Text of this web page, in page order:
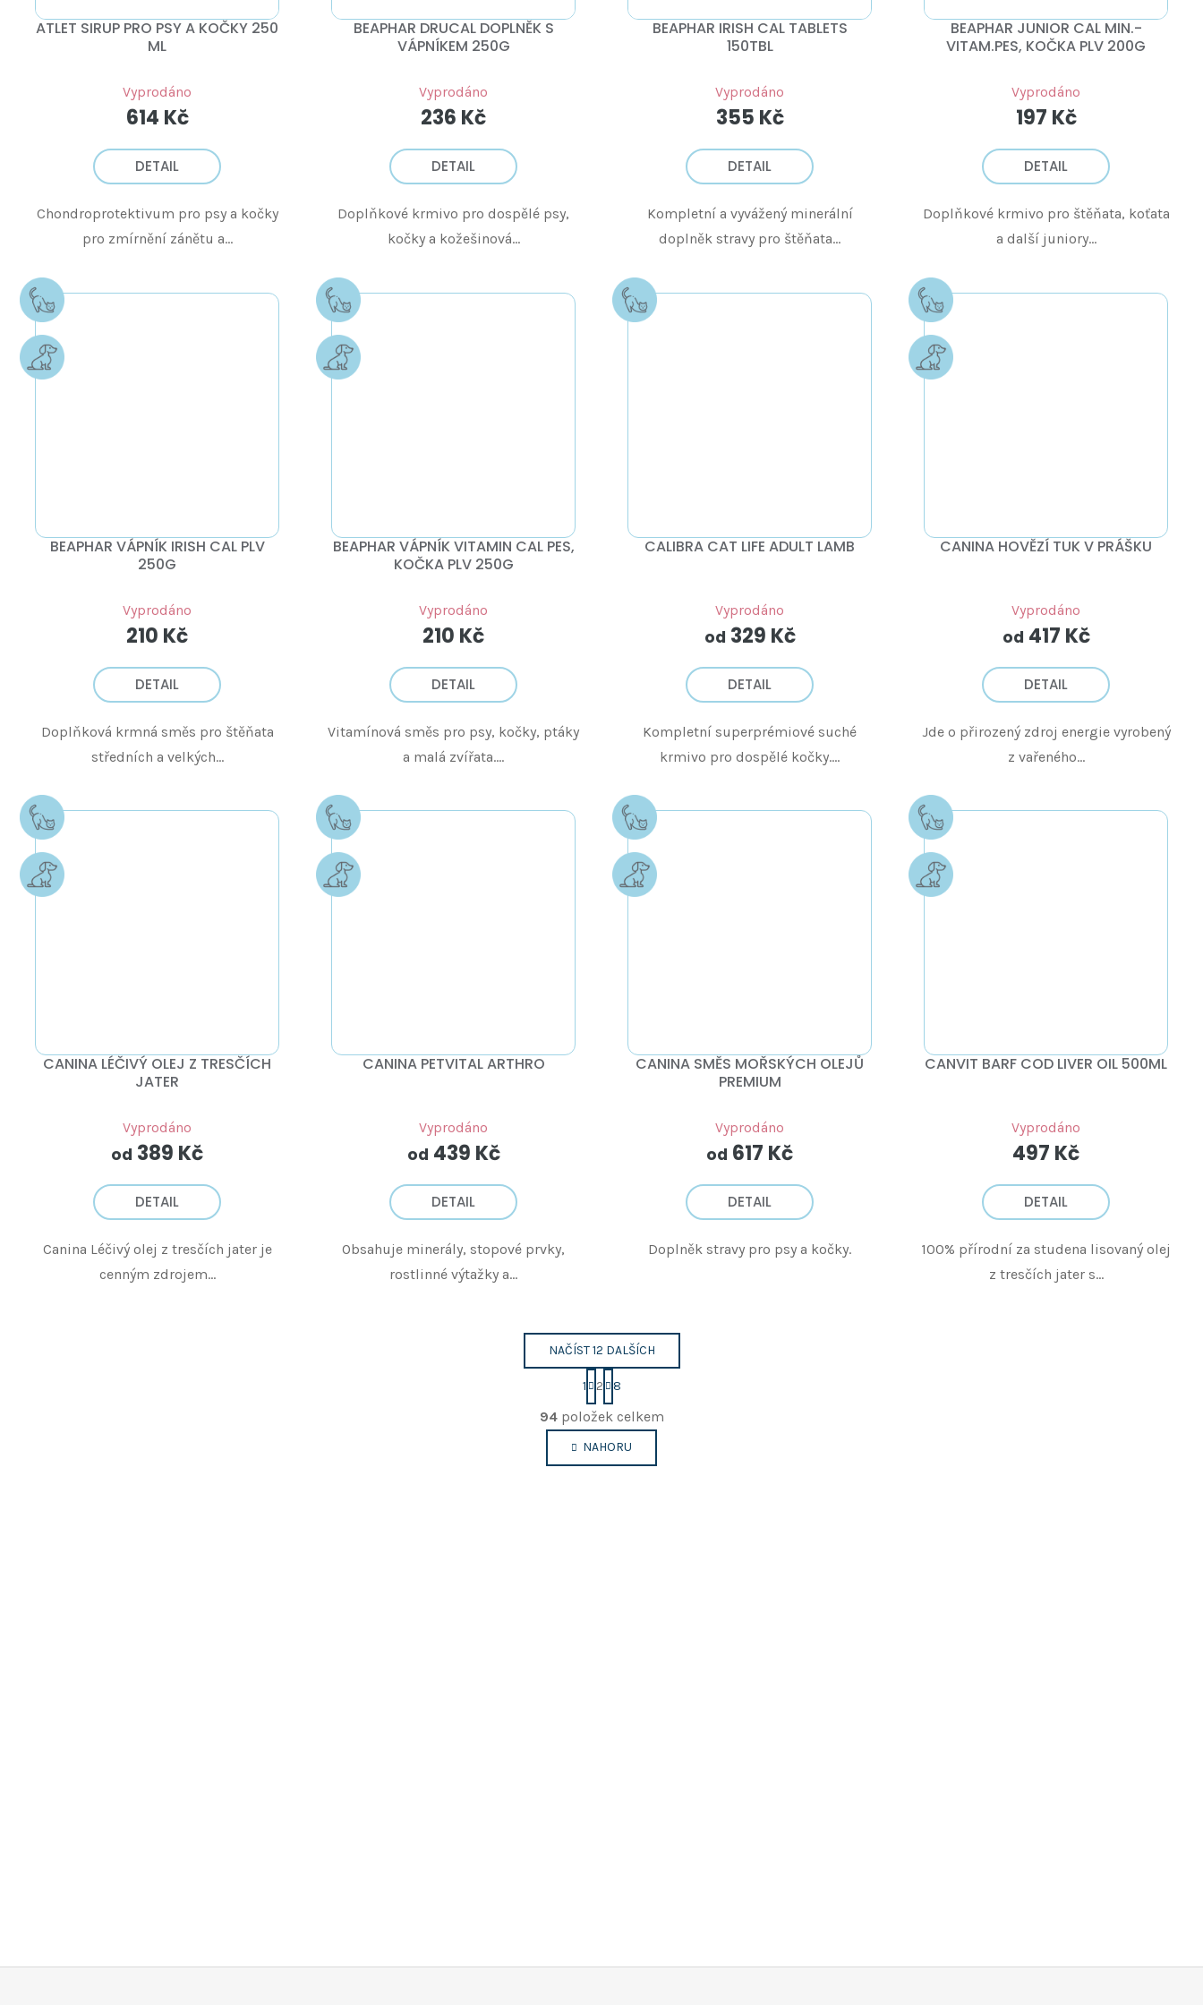
ATLET SIRUP PRO PSY A KOČKY 250
ML
Vyprodáno
614 Kč
DETAIL
Chondroprotektivum pro psy a kočky
pro zmírnění zánětu a...
BEAPHAR DRUCAL DOPLNĚK S
VÁPNÍKEM 250G
Vyprodáno
236 Kč
DETAIL
Doplňkové krmivo pro dospělé psy,
kočky a kožešinová...
BEAPHAR IRISH CAL TABLETS
150TBL
Vyprodáno
355 Kč
DETAIL
Kompletní a vyvážený minerální
doplněk stravy pro štěňata...
BEAPHAR JUNIOR CAL MIN.-
VITAM.PES, KOČKA PLV 200G
Vyprodáno
197 Kč
DETAIL
Doplňkové krmivo pro štěňata, koťata
a další juniory...
BEAPHAR VÁPNÍK IRISH CAL PLV
250G
Vyprodáno
210 Kč
DETAIL
Doplňková krmná směs pro štěňata
středních a velkých...
BEAPHAR VÁPNÍK VITAMIN CAL PES,
KOČKA PLV 250G
Vyprodáno
210 Kč
DETAIL
Vitamínová směs pro psy, kočky, ptáky
a malá zvířata....
CALIBRA CAT LIFE ADULT LAMB
Vyprodáno
od 329 Kč
DETAIL
Kompletní superprémiové suché
krmivo pro dospělé kočky....
CANINA HOVĚZÍ TUK V PRÁŠKU
Vyprodáno
od 417 Kč
DETAIL
Jde o přirozený zdroj energie vyrobený
z vařeného...
CANINA LÉČIVÝ OLEJ Z TRESČÍCH
JATER
Vyprodáno
od 389 Kč
DETAIL
Canina Léčivý olej z tresčích jater je
cenným zdrojem...
CANINA PETVITAL ARTHRO
Vyprodáno
od 439 Kč
DETAIL
Obsahuje minerály, stopové prvky,
rostlinné výtažky a...
CANINA SMĚS MOŘSKÝCH OLEJŮ
PREMIUM
Vyprodáno
od 617 Kč
DETAIL
Doplněk stravy pro psy a kočky.
CANVIT BARF COD LIVER OIL 500ML
Vyprodáno
497 Kč
DETAIL
100% přírodní za studena lisovaný olej
z tresčích jater s...
O
v
l
á
NAČÍST 12 DALŠÍCH
S
t
r
á
n
k
1 2 8
94položek celkem
NAHORU